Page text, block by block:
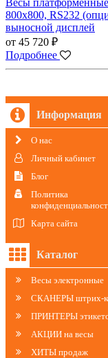
800х800, RS232
выносной дисплей
от 45 720 ₽
Подробнее
Информация
О нас
Личный кабинет
Блог
Политика
Карта сайта
Каталог
Весы электронные
СКАНЕРЫ штрих-
ПРИНТЕРЫ
АКЦИИ на весы
ХИТЫ продаж